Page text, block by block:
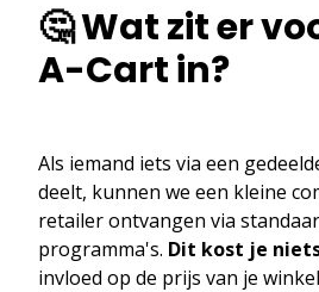
🤔 Wat zit er
A-Cart in?
Als iemand iets via een
deelt, kunnen we een kleine
retailer ontvangen via
programma's. Dit kost je
invloed op de prijs van je